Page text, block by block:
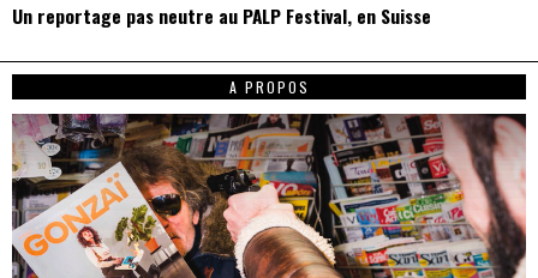
Un reportage pas neutre au PALP Festival, en Suisse
A PROPOS